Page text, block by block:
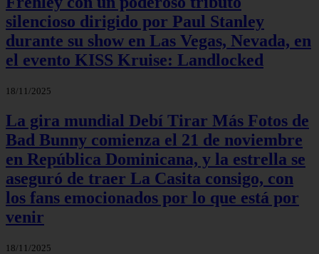
silencioso dirigido por Paul Stanley
durante su show en Las Vegas, Nevada, en
el evento KISS Kruise: Landlocked
18/11/2025
La gira mundial Debí Tirar Más Fotos de
Bad Bunny comienza el 21 de noviembre
en República Dominicana, y la estrella se
aseguró de traer La Casita consigo, con
los fans emocionados por lo que está por
venir
18/11/2025